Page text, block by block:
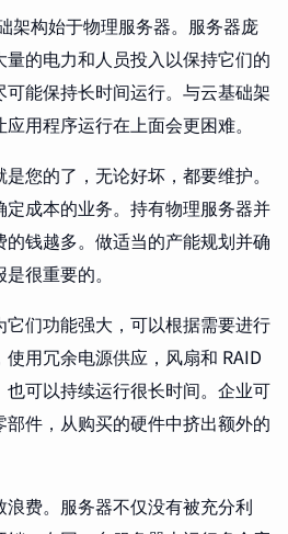
架构始于物理服务器。服务器庞
的电力和人员投入以保持它们的
能保持长时间运行。与云基础架
用程序运行在上面会更困难。
您的了，无论好坏，都要维护。
成本的业务。持有物理服务器并
钱越多。做适当的产能规划并确
很重要的。
们功能强大，可以根据需要进行
用冗余电源供应，风扇和 RAID
可以持续运行很长时间。企业可
件，从购买的硬件中挤出额外的
费。服务器不仅没有被充分利